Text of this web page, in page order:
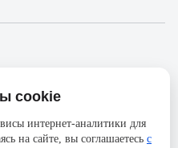
S804N
, чтобы иметь
могут отличаться от реального
АйДистрибьют не несёт
текущей модели товаров фотографиям,
cookie
интернет-аналитики для
на сайте, вы соглашаетесь с